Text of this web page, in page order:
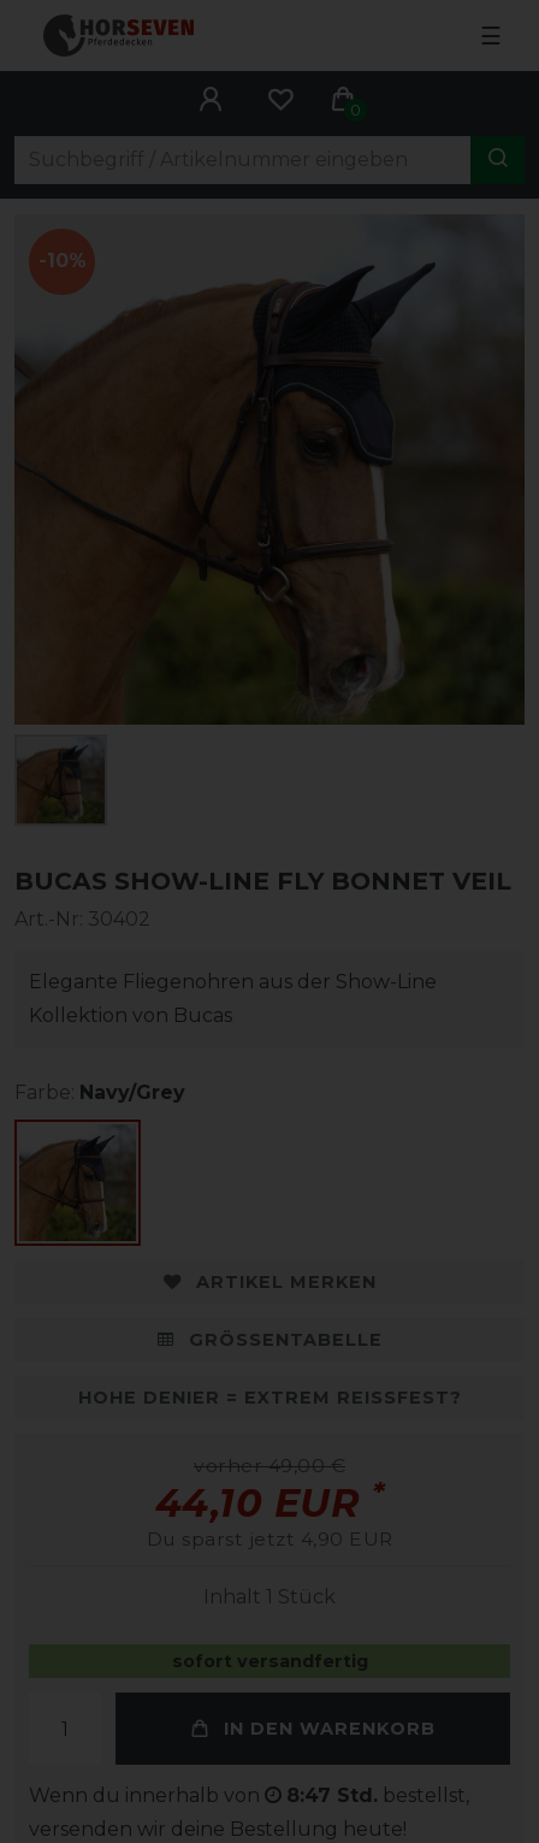
☰
0
-10%
BUCAS SHOW-LINE FLY BONNET VEIL
Art.-Nr: 30402
Elegante Fliegenohren aus der Show-Line
Kollektion von Bucas
Farbe: Navy/Grey
ARTIKEL MERKEN
GRÖSSENTABELLE
HOHE DENIER = EXTREM REISSFEST?
vorher 49,00 €
44,10 EUR *
Du sparst jetzt 4,90 EUR
Inhalt 1 Stück
sofort versandfertig
IN DEN WARENKORB
Wenn du innerhalb von 8:47 Std. bestellst,
versenden wir deine Bestellung heute!